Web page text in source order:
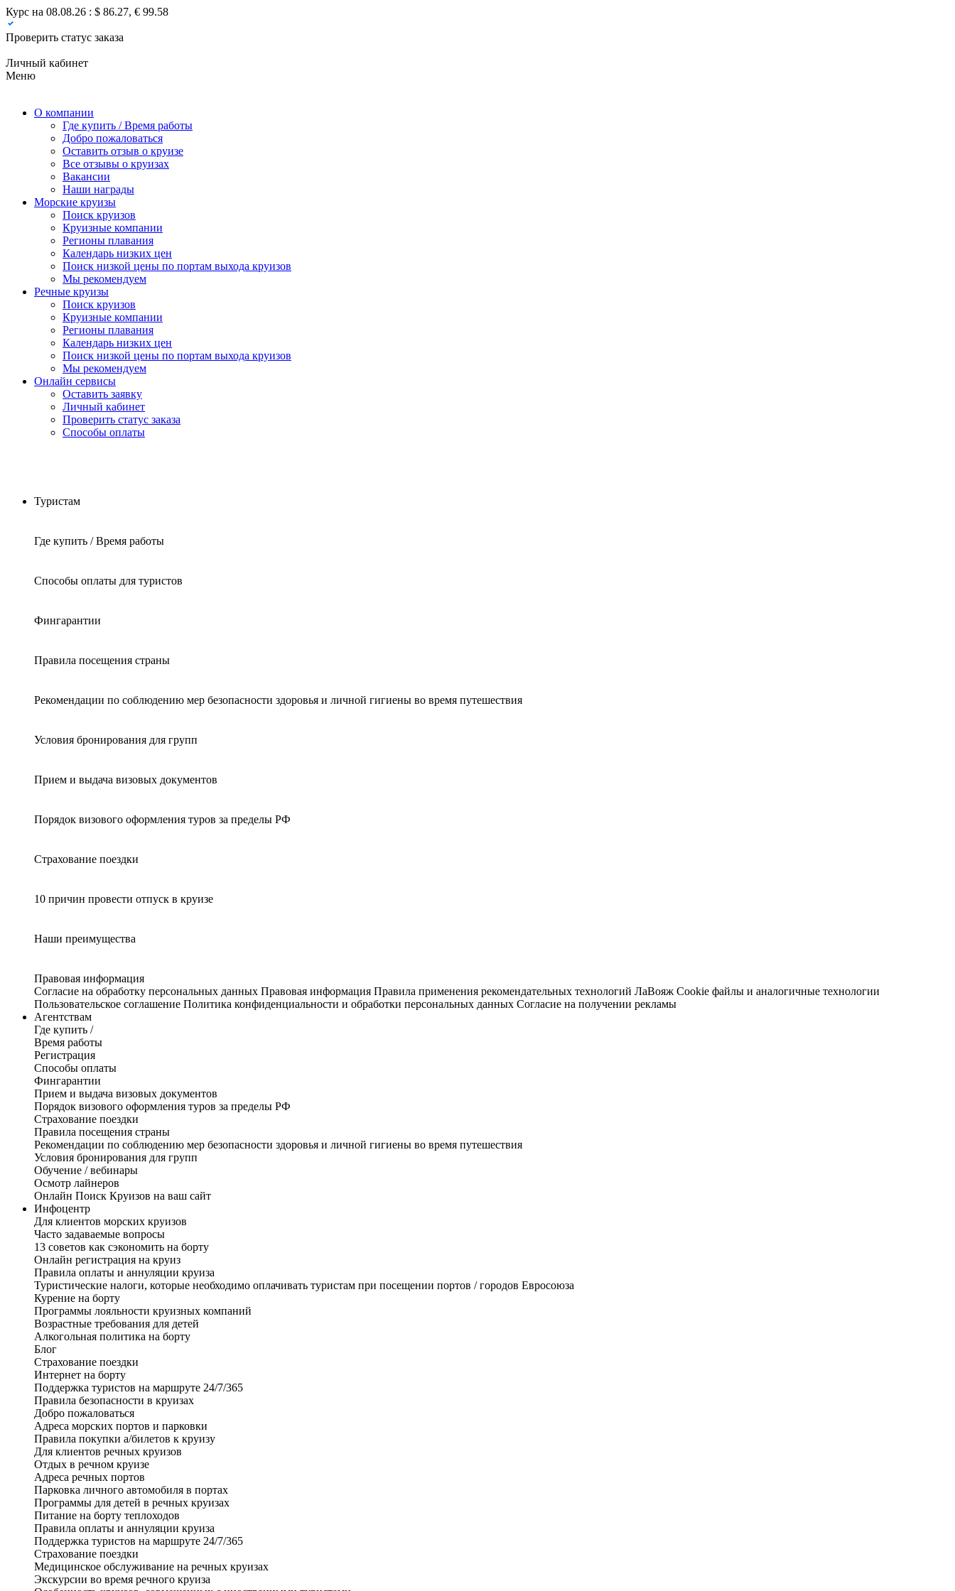
Курс на 08.08.26 : $ 86.27, € 99.58
Проверить статус заказа
Личный кабинет
Меню
О компании
Где купить / Время работы
Добро пожаловаться
Оставить отзыв о круизе
Все отзывы о круизах
Вакансии
Наши награды
Морские круизы
Поиск круизов
Круизные компании
Регионы плавания
Календарь низких цен
Поиск низкой цены по портам выхода круизов
Мы рекомендуем
Речные круизы
Поиск круизов
Круизные компании
Регионы плавания
Календарь низких цен
Поиск низкой цены по портам выхода круизов
Мы рекомендуем
Онлайн сервисы
Оставить заявку
Личный кабинет
Проверить статус заказа
Способы оплаты
Туристам
Где купить / Время работы
Способы оплаты для туристов
Фингарантии
Правила посещения страны
Рекомендации по соблюдению мер безопасности здоровья и личной гигиены во время путешествия
Условия бронирования для групп
Прием и выдача визовых документов
Порядок визового оформления туров за пределы РФ
Страхование поездки
10 причин провести отпуск в круизе
Наши преимущества
Правовая информация
Согласие на обработку персональных данных Правовая информация Правила применения рекомендательных технологий ЛаВояж Cookie файлы и аналогичные технологии
Пользовательское соглашение Политика конфиденциальности и обработки персональных данных Согласие на получении рекламы
Агентствам
Где купить /
Время работы
Регистрация
Способы оплаты
Фингарантии
Прием и выдача визовых документов
Порядок визового оформления туров за пределы РФ
Страхование поездки
Правила посещения страны
Рекомендации по соблюдению мер безопасности здоровья и личной гигиены во время путешествия
Условия бронирования для групп
Обучение / вебинары
Осмотр лайнеров
Онлайн Поиск Круизов на ваш сайт
Инфоцентр
Для клиентов морских круизов
Часто задаваемые вопросы
13 советов как сэкономить на борту
Онлайн регистрация на круиз
Правила оплаты и аннуляции круиза
Туристические налоги, которые необходимо оплачивать туристам при посещении портов / городов Евросоюза
Курение на борту
Программы лояльности круизных компаний
Возрастные требования для детей
Алкогольная политика на борту
Блог
Страхование поездки
Интернет на борту
Поддержка туристов на маршруте 24/7/365
Правила безопасности в круизах
Добро пожаловаться
Адреса морских портов и парковки
Правила покупки а/билетов к круизу
Для клиентов речных круизов
Отдых в речном круизе
Адреса речных портов
Парковка личного автомобиля в портах
Программы для детей в речных круизах
Питание на борту теплоходов
Правила оплаты и аннуляции круиза
Поддержка туристов на маршруте 24/7/365
Страхование поездки
Медицинское обслуживание на речных круизах
Экскурсии во время речного круиза